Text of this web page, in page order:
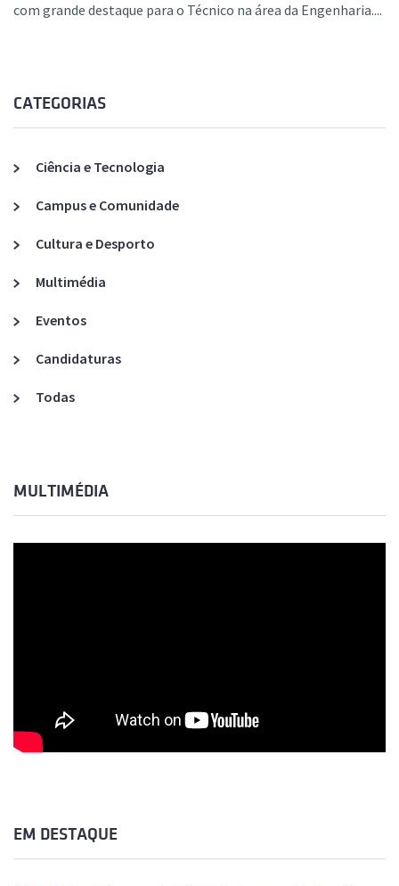
com grande destaque para o Técnico na área da Engenharia....
CATEGORIAS
Ciência e Tecnologia
Campus e Comunidade
Cultura e Desporto
Multimédia
Eventos
Candidaturas
Todas
MULTIMÉDIA
EM DESTAQUE